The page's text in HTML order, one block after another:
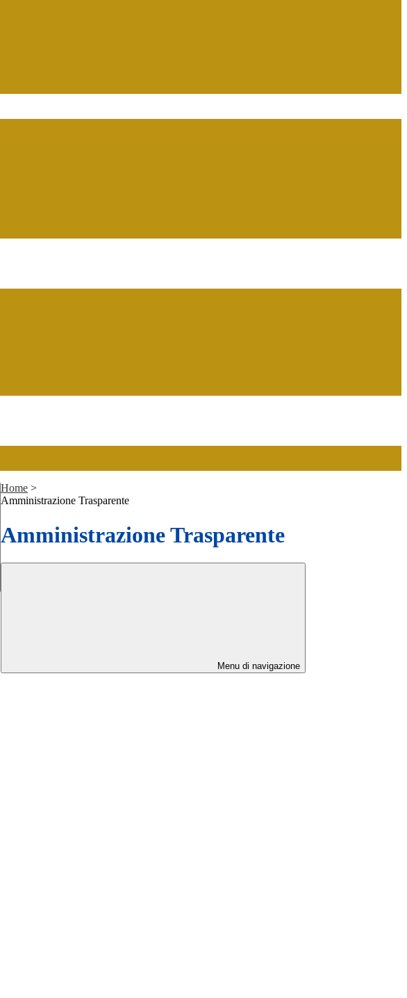
Home >
Amministrazione Trasparente
Amministrazione Trasparente
Menu di navigazione